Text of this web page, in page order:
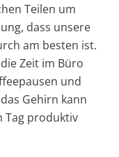
Teilen um
dass unsere
am besten ist.
Zeit im Büro
und
Gehirn kann
Tag produktiv